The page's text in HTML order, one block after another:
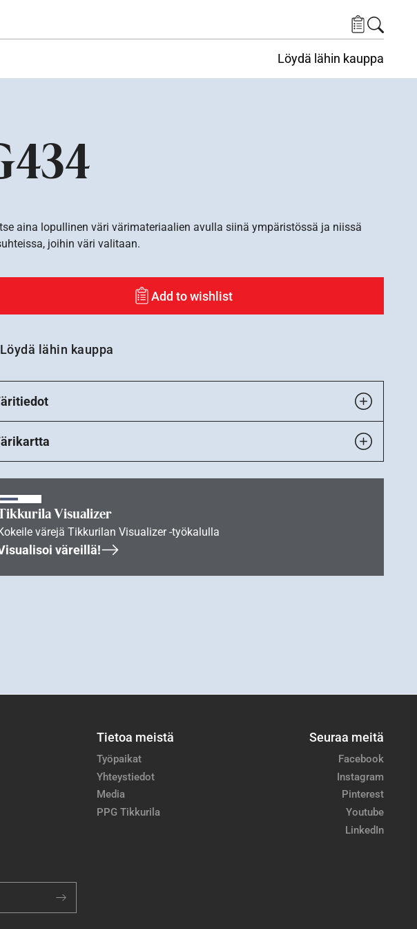
Löydä lähin kauppa
aina lopullinen väri värimateriaalien avulla siinä ympäristössä ja niissä
joihin väri valitaan.
Add to wishlist
Löydä lähin kauppa
Visualizer
värejä Tikkurilan Visualizer -työkalulla
väreillä!
Tietoa meistä
Työpaikat
Yhteystiedot
Media
PPG Tikkurila
Seuraa meitä
Facebook
Instagram
Pinterest
Youtube
LinkedIn